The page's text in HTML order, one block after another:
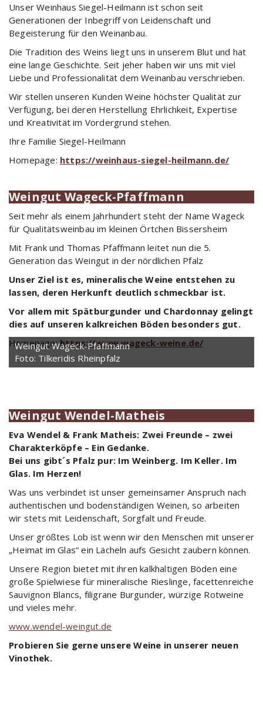
Unser Weinhaus Siegel-Heilmann ist schon seit
Generationen der Inbegriff von Leidenschaft und
Begeisterung für den Weinanbau.
Die Tradition des Weins liegt uns in unserem Blut und hat
eine lange Geschichte. Seit jeher haben wir uns mit viel
Liebe und Professionalität dem Weinanbau verschrieben.
Wir stellen unseren Kunden Weine höchster Qualität zur
Verfügung, bei deren Herstellung Ehrlichkeit, Expertise
und Kreativität im Vordergrund stehen.
Ihre Familie Siegel-Heilmann
Homepage: https://weinhaus-siegel-heilmann.de/
Weingut Wageck-Pfaffmann
Seit mehr als einem Jahrhundert steht der Name Wageck
für Qualitätsweinbau im kleinen Örtchen Bissersheim
Mit Frank und Thomas Pfaffmann leitet nun die 5.
Generation das Weingut in der nördlichen Pfalz
Unser Ziel ist es, mineralische Weine entstehen zu
lassen, deren Herkunft deutlich schmeckbar ist.
Vor allem mit Spätburgunder und Chardonnay gelingt
dies auf unseren kalkreichen Böden besonders gut.
Homepage:https://www.wageck-weine.de/
Weingut Wageck-Pfaffmann
Foto: Tilkeridis Rheinpfalz
Weingut Wendel-Matheis
Eva Wendel & Frank Matheis: Zwei Freunde – zwei
Charakterköpfe – Ein Gedanke.
Bei uns gibt´s Pfalz pur: Im Weinberg. Im Keller. Im
Glas. Im Herzen!
Was uns verbindet ist unser gemeinsamer Anspruch nach
authentischen und bodenständigen Weinen, so arbeiten
wir stets mit Leidenschaft, Sorgfalt und Freude.
Unser größtes Lob ist wenn wir den Menschen mit unserer
„Heimat im Glas“ ein Lächeln aufs Gesicht zaubern können.
Unsere Region bietet mit ihren kalkhaltigen Böden eine
große Spielwiese für mineralische Rieslinge, facettenreiche
Sauvignon Blancs, filigrane Burgunder, würzige Rotweine
und vieles mehr.
www.wendel-weingut.de
Probieren Sie gerne unsere Weine in unserer neuen
Vinothek.